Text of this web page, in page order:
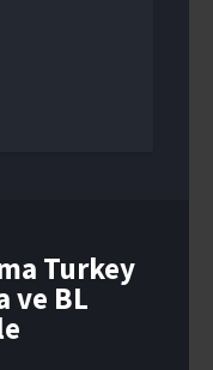
Turkey
ve BL